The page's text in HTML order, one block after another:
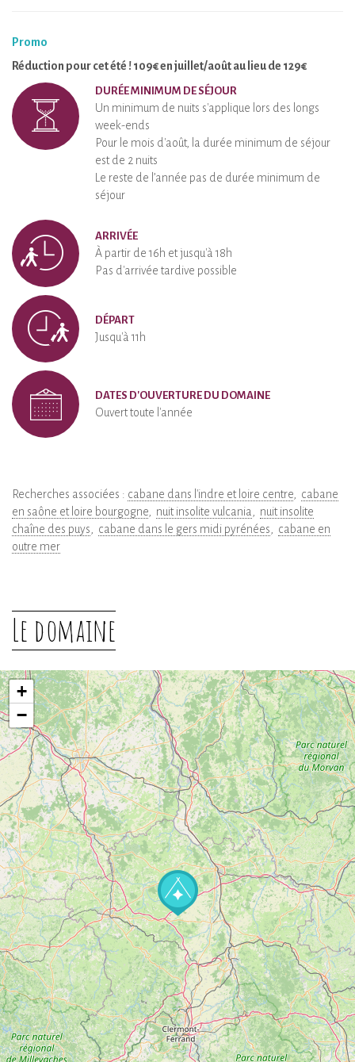
Promo
Réduction pour cet été ! 109€ en juillet/août au lieu de 129€
DURÉE MINIMUM DE SÉJOUR
Un minimum de nuits s'applique lors des longs
week-ends
Pour le mois d'août, la durée minimum de séjour
est de 2 nuits
Le reste de l’année pas de durée minimum de
séjour
ARRIVÉE
À partir de 16h et jusqu'à 18h
Pas d'arrivée tardive possible
DÉPART
Jusqu'à 11h
DATES D'OUVERTURE DU DOMAINE
Ouvert toute l'année
Recherches associées : cabane dans l'indre et loire centre
cabane
en saône et loire bourgogne
nuit insolite vulcania
nuit insolite
chaîne des puys
cabane dans le gers midi pyrénées
cabane en
outre mer
Le domaine
+
−